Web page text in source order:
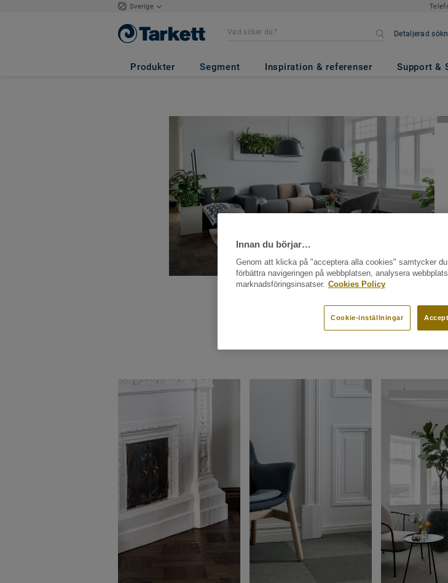
Sverige
Detaljerad
Produkter Segment Inspiration & referenser Support &
Bildgalleri
Innan du börjar…
Genom att klicka på "acceptera alla cookies" samtycker
förbättra navigeringen på webbplatsen, analysera
marknadsföringsinsatser. Cookies Policy
Cookie-inställningar